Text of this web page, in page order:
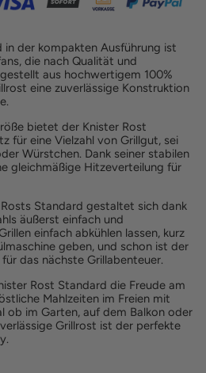
in der kompakten Ausführung ist
die nach Qualität und
aus hochwertigem 100%
eine zuverlässige Konstruktion
bietet der Knister Rost
für eine Vielzahl von Grillgut, sei
Würstchen. Dank seiner stabilen
gleichmäßige Hitzeverteilung für
Standard gestaltet sich dank
äußerst einfach und
einfach abkühlen lassen, kurz
geben, und schon ist der
das nächste Grillabenteuer.
Rost Standard die Freude am
Mahlzeiten im Freien mit
ob im Garten, auf dem Balkon oder
Grillrost ist der perfekte